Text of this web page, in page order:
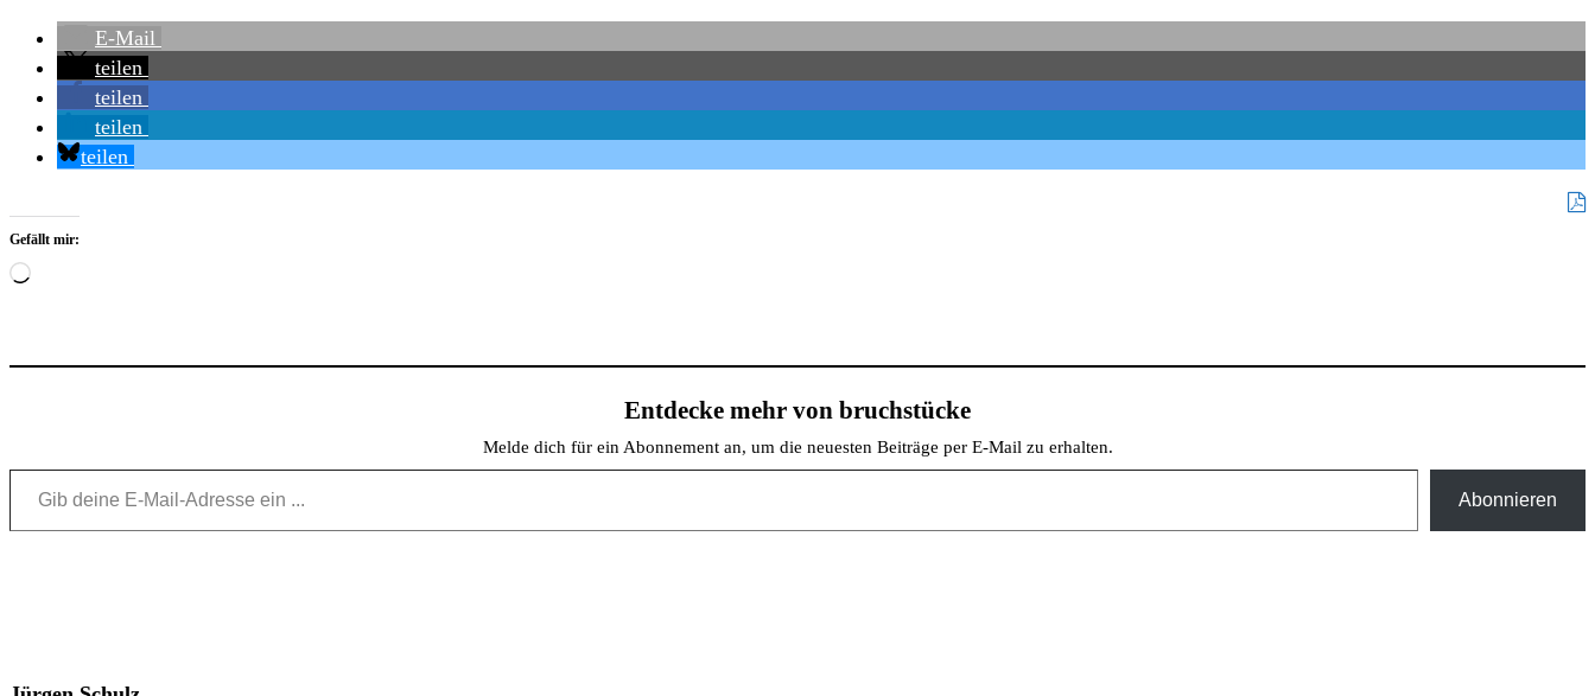
E-Mail
teilen
teilen
teilen
teilen
Gefällt mir:
Wird
Entdecke mehr von bruchstücke
Melde dich für ein Abonnement an, um die neuesten Beiträge per E-Mail zu erhalten.
Gib deine E-Mail-Adresse ein ...
Abonnieren